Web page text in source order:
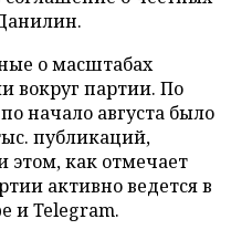
о масштабах
вокруг партии. По
начало августа было
публикаций,
этом, как отмечает
активно ведется в
и Telegram.